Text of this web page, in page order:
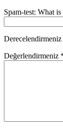
Spam-test: What
Derecelendirmeniz
Değerlendirmeniz